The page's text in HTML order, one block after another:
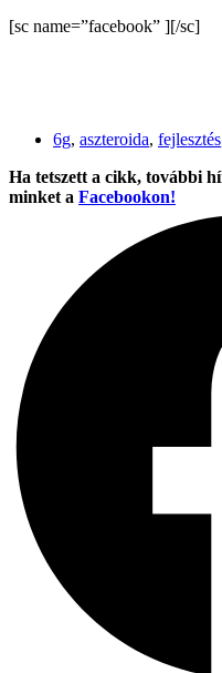
[sc name=”facebook” ][/sc]
6g, aszteroida, fejlesztés
Ha tetszett a cikk, további
minket a Facebookon!